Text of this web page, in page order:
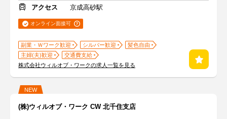
アクセス
京成高砂駅
オンライン面接可
副業・Ｗワーク歓迎 シルバー歓迎
髪色自由
主婦(夫)歓迎
交通費支給
株式会社ウィルオブ・ワークの求人一覧を見る
NEW
(株)ウィルオブ・ワーク CW 北千住支店